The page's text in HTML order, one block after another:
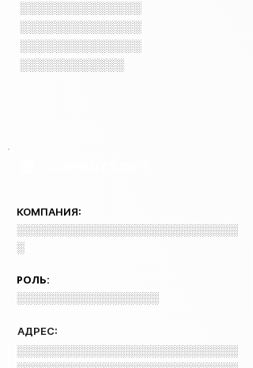
░░░░░░░░░░░░░░
░░░░░░░░░░░░░░
░░░░░░░░░░░░░░
░░░░░░░░░░░░
КОМПАНИЯ:
░░░░░░░░░░░░░░░░░░░░░░░░░░░░
░
РОЛЬ:
░░░░░░░░░░░░░░░░░░
АДРЕС:
░░░░░░░░░░░░░░░░░░░░░░░░░░░░